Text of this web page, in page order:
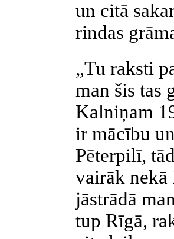
un citā
rindas
„Tu raksti
man šis tas
Kalniņam
ir mācību
Pēterpilī,
vairāk nekā
jāstrādā
tup Rīgā,